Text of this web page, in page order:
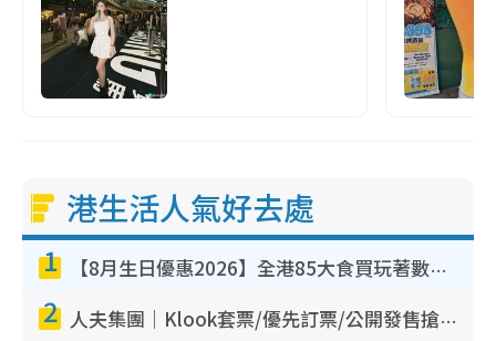
港生活人氣好去處
1 【8月生日優惠2026】全港85大食買玩著數攻略 自助餐/火鍋放題同行免費＋誠品/DONKI送現金券
2 人夫集團｜Klook套票/優先訂票/公開發售搶飛攻略！附票價.購票連結.場地座位表